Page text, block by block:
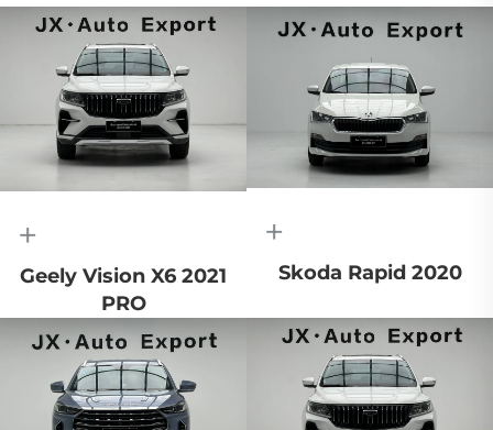
+
Geely Vision X6 2021
PRO
+
Skoda Rapid 2020